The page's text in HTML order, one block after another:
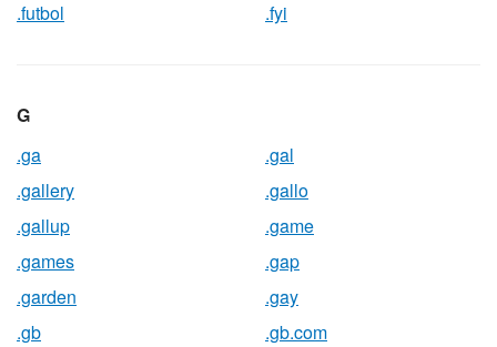
.futbol
.fyi
G
.ga
.gal
.gallery
.gallo
.gallup
.game
.games
.gap
.garden
.gay
.gb
.gb.com